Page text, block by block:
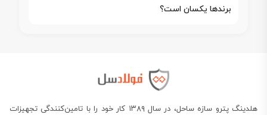
برندها یکسان است؟
هلدینگ پترو سازه ساحل، در سال ۱۳۸۹ کار خود را با تامین‌کنندگی تجهیزات